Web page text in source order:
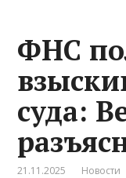
ФНС
суда:
21.11.2025 Новости